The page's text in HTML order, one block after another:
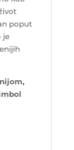
poput
je